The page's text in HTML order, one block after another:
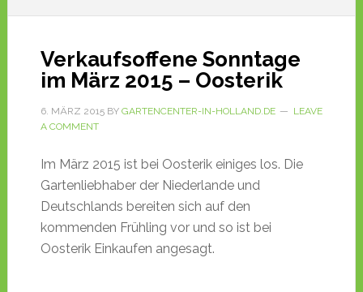
Verkaufsoffene Sonntage
im März 2015 – Oosterik
6. MÄRZ 2015BY GARTENCENTER-IN-HOLLAND.DE
LEAVE
A COMMENT
Im März 2015 ist bei Oosterik einiges los. Die
Gartenliebhaber der Niederlande und
Deutschlands bereiten sich auf den
kommenden Frühling vor und so ist bei
Oosterik Einkaufen angesagt.